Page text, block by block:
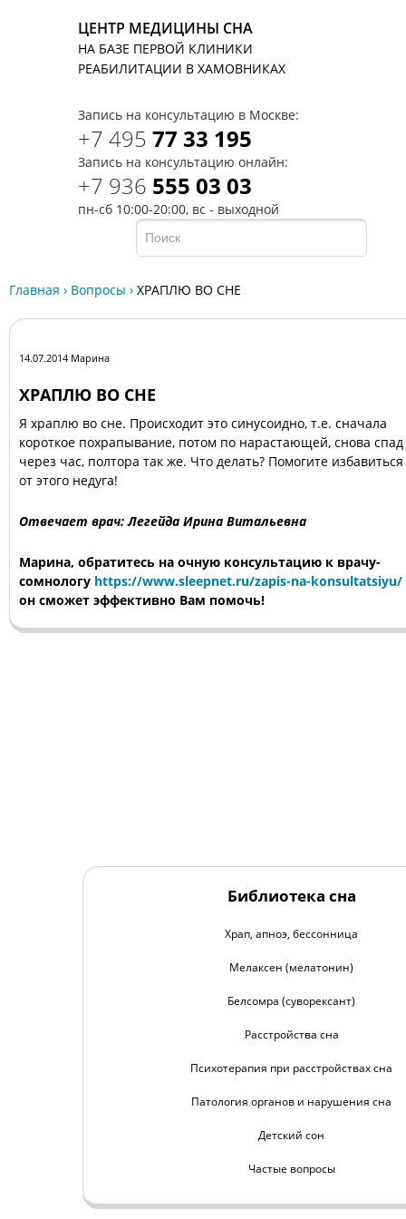
ЦЕНТР МЕДИЦИНЫ СНА
НА БАЗЕ ПЕРВОЙ КЛИНИКИ
РЕАБИЛИТАЦИИ В ХАМОВНИКАХ
Запись на консультацию в Москве:
+7 495 77 33 195
Запись на консультацию онлайн:
+7 936 555 03 03
пн-сб 10:00-20:00, вс - выходной
Главная › Вопросы › ХРАПЛЮ ВО СНЕ
14.07.2014 Марина
ХРАПЛЮ ВО СНЕ
Я храплю во сне. Происходит это синусоидно, т.е. сначала
короткое похрапывание, потом по нарастающей, снова
через час, полтора так же. Что делать? Помогите избавиться
от этого недуга!
Отвечает врач: Легейда Ирина Витальевна
Марина, обратитесь на очную консультацию к врачу-
сомнологу https://www.sleepnet.ru/zapis-na-konsultatsiyu/
он сможет эффективно Вам помочь!
Библиотека сна
Храп, апноэ, бессонница
Мелаксен (мелатонин)
Белсомра (суворексант)
Расстройства сна
Психотерапия при расстройствах сна
Патология органов и нарушения сна
Детский сон
Частые вопросы